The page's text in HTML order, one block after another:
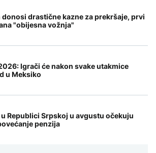
donosi drastične kazne za prekršaje, prvi
"obijesna vožnja"
Igrači će nakon svake utakmice
u Meksiko
Republici Srpskoj u avgustu očekuju
penzija